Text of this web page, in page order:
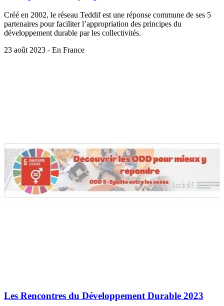
Créé en 2002, le réseau Teddif est une réponse commune de ses 5
partenaires pour faciliter l’appropriation des principes du
développement durable par les collectivités.
23 août 2023 - En France
Les Rencontres du Développement Durable 2023